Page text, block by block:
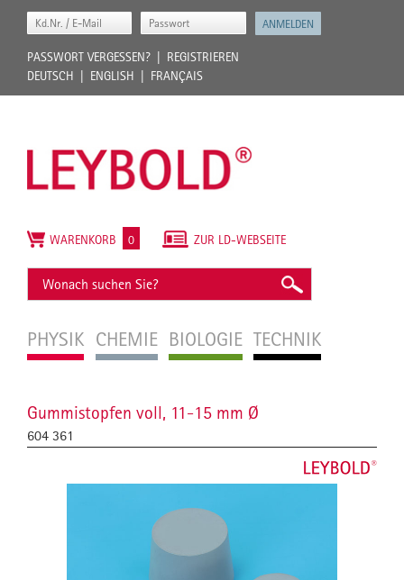
PASSWORT VERGESSEN?
REGISTRIEREN
DEUTSCH
ENGLISH FRANÇAIS
PHYSIK CHEMIE BIOLOGIE TECHNIK
ZUR LD-WEBSEITE
WARENKORB 0
Gummistopfen voll, 11-15 mm Ø
604 361